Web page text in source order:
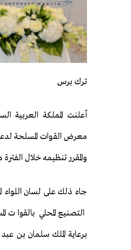
ترك برس
أعلنت المملكة
والمقرر تنظيمه خلال الفترة من 25 فبراير/شباط حتى 3 مارس/
جاء ذلك على لسان اللواء
التصنيع المحلي
برعاية الملك سلمان بن